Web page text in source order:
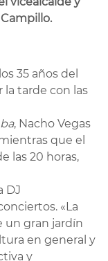
35 años del
la tarde con las
, Nacho Vegas
que el
las 20 horas,
DJ
«La
un gran jardín
en general y
y